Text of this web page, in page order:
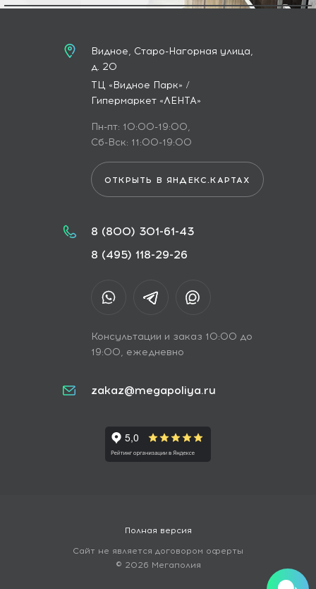
Видное, Старо-Нагорная улица,
д. 20
ТЦ «Видное Парк» /
Гипермаркет «ЛЕНТА»
Пн-пт: 10:00-19:00,
Сб-Вск: 11:00-19:00
ОТКРЫТЬ В ЯНДЕКС.КАРТАХ
8 (800) 301-61-43
8 (495) 118-29-26
Консультации и заказ 10:00 до
19:00, ежедневно
zakaz@megapoliya.ru
Полная версия
Сайт не является договором оферты
© 2026 Мегаполия